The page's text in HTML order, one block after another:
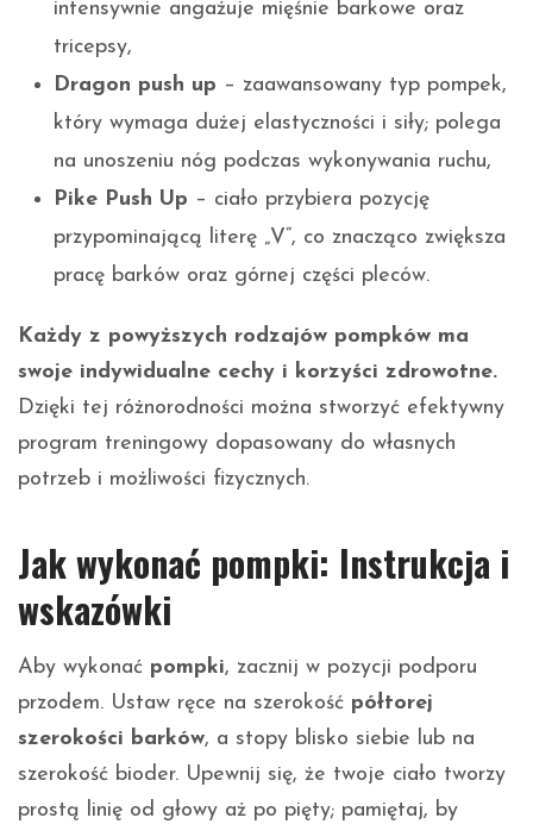
intensywnie angażuje mięśnie barkowe oraz
tricepsy,
Dragon push up – zaawansowany typ pompek,
który wymaga dużej elastyczności i siły; polega
na unoszeniu nóg podczas wykonywania ruchu,
Pike Push Up – ciało przybiera pozycję
przypominającą literę „V”, co znacząco zwiększa
pracę barków oraz górnej części pleców.
Każdy z powyższych rodzajów pompków ma
swoje indywidualne cechy i korzyści zdrowotne.
Dzięki tej różnorodności można stworzyć efektywny
program treningowy dopasowany do własnych
potrzeb i możliwości fizycznych.
Jak wykonać pompki: Instrukcja i
wskazówki
Aby wykonać pompki, zacznij w pozycji podporu
przodem. Ustaw ręce na szerokość półtorej
szerokości barków, a stopy blisko siebie lub na
szerokość bioder. Upewnij się, że twoje ciało tworzy
prostą linię od głowy aż po pięty; pamiętaj, by